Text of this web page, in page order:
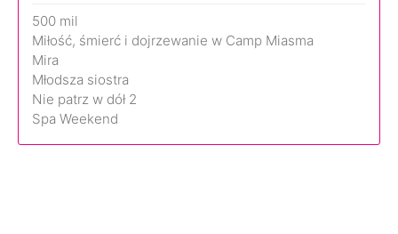
500 mil
Miłość, śmierć i dojrzewanie w Camp Miasma
Mira
Młodsza siostra
Nie patrz w dół 2
Spa Weekend